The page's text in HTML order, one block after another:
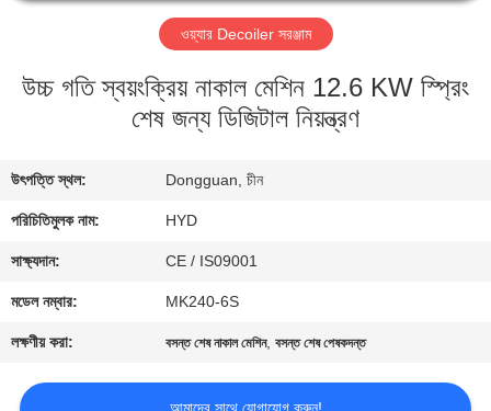
কারখানা
যোগাযোগ
করুন
খবর
উদ্ধৃতির
ওয়্যার Decoiler সরঞ্জাম
উচ্চ গতি স্বয়ংক্রিয় নাকাল মেশিন 12.6 KW স্প্রিং
শেষ জন্য ডিজিটাল নিয়ন্ত্রণ
উৎপত্তি স্থল: Dongguan, চীন
পরিচিতিমুলক নাম: HYD
সাক্ষ্যদান: CE / IS09001
মডেল নম্বার: MK240-6S
লক্ষণীয় করা: বসন্ত শেষ নাকাল মেশিন,বসন্ত শেষ পেষকদন্ত